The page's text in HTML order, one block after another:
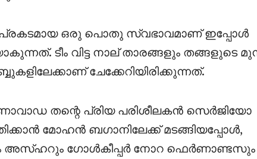
പ്രകടമായ ഒരു പൊതു സ്വഭാവമാണ് ഇപ്പോൾ
ടീം വിട്ട നാല് താരങ്ങളും തങ്ങളുടെ
ചേക്കേറിയിരിക്കുന്നത്.
തന്റെ പ്രിയ പരിശീലകൻ സെർജിയോ
മോഹൻ ബഗാനിലേക്ക് മടങ്ങിയപ്പോൾ,
അസ്ഹറും ഗോൾകീപ്പർ നോറ